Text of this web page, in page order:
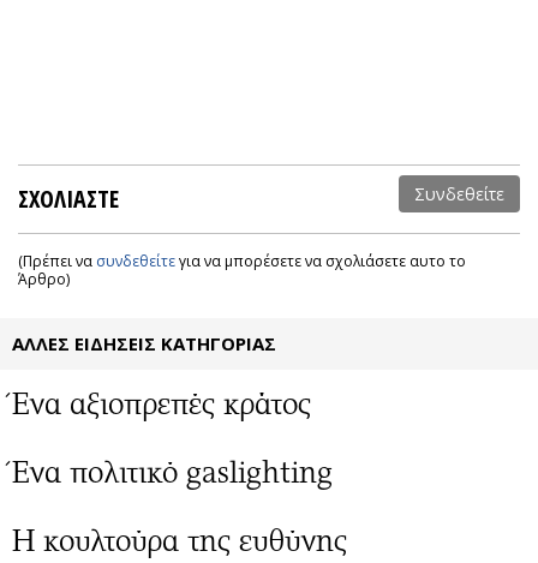
ΣΧΟΛΙΑΣΤΕ Συνδεθείτε
(Πρέπει να συνδεθείτεγια να μπορέσετε να σχολιάσετε αυτο το
Άρθρο)
ΑΛΛΕΣ ΕΙΔΗΣΕΙΣ ΚΑΤΗΓΟΡΙΑΣ
Ένα αξιοπρεπές κράτος
Ένα πολιτικό gaslighting
Η κουλτούρα της ευθύνης